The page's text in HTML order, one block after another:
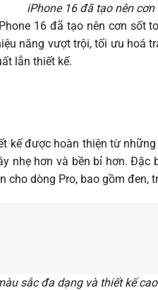
iPhone 16 đã tạo nên
16 đã tạo nên cơn sốt
năng vượt trội, tối ưu hoá
lẫn thiết kế​.
kế được hoàn thiện từ
nhẹ hơn và bền bỉ hơn.
cho dòng Pro, bao gồm đen,
sắc đa dạng và thiết kế